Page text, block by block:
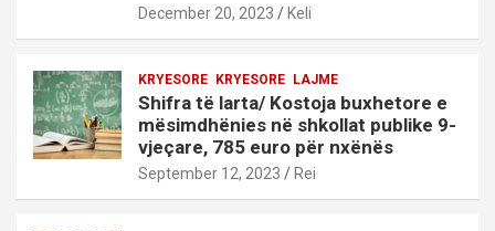
December 20, 2023 Keli
KRYESORE KRYESORE LAJME
Shifra të larta/ Kostoja buxhetore e
mësimdhënies në shkollat publike 9-
vjeçare, 785 euro për nxënës
September 12, 2023 Rei